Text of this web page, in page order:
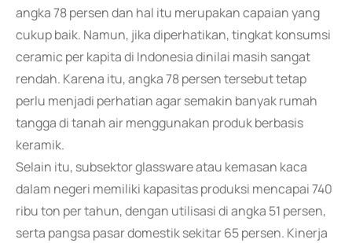
angka 78 persen dan hal itu merupakan capaian yang
cukup baik. Namun, jika diperhatikan, tingkat konsumsi
ceramic per kapita di Indonesia dinilai masih sangat
rendah. Karena itu, angka 78 persen tersebut tetap
perlu menjadi perhatian agar semakin banyak rumah
tangga di tanah air menggunakan produk berbasis
keramik.
Selain itu, subsektor glassware atau kemasan kaca
dalam negeri memiliki kapasitas produksi mencapai 740
ribu ton per tahun, dengan utilisasi di angka 51 persen,
serta pangsa pasar domestik sekitar 65 persen. Kinerja